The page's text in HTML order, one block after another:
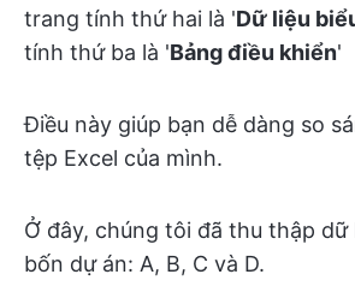
trang tính thứ hai là 'Dữ liệu
tính thứ ba là 'Bảng điều khiển'
Điều này giúp bạn dễ dàng so
tệp Excel của mình.
Ở đây, chúng tôi đã thu thập dữ
bốn dự án: A, B, C và D.